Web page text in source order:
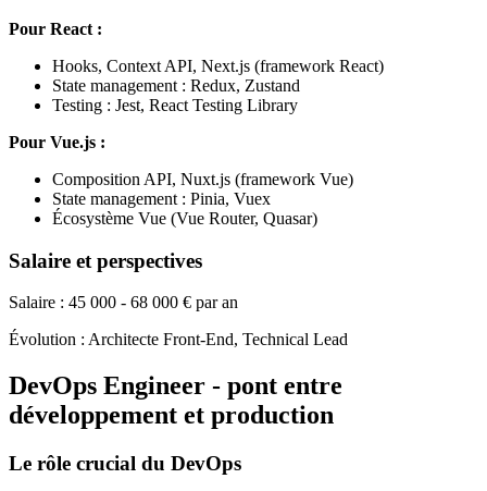
Pour React :
Hooks, Context API, Next.js (framework React)
State management : Redux, Zustand
Testing : Jest, React Testing Library
Pour Vue.js :
Composition API, Nuxt.js (framework Vue)
State management : Pinia, Vuex
Écosystème Vue (Vue Router, Quasar)
Salaire et perspectives
Salaire : 45 000 - 68 000 € par an
Évolution : Architecte Front-End, Technical Lead
DevOps Engineer - pont entre
développement et production
Le rôle crucial du DevOps